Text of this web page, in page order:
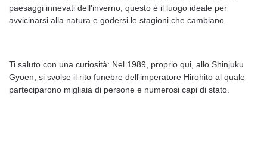
paesaggi innevati dell'inverno, questo è il luogo ideale per
avvicinarsi alla natura e godersi le stagioni che cambiano.
Ti saluto con una curiosità: Nel 1989, proprio qui, allo Shinjuku
Gyoen, si svolse il rito funebre dell'imperatore Hirohito al quale
parteciparono migliaia di persone e numerosi capi di stato.